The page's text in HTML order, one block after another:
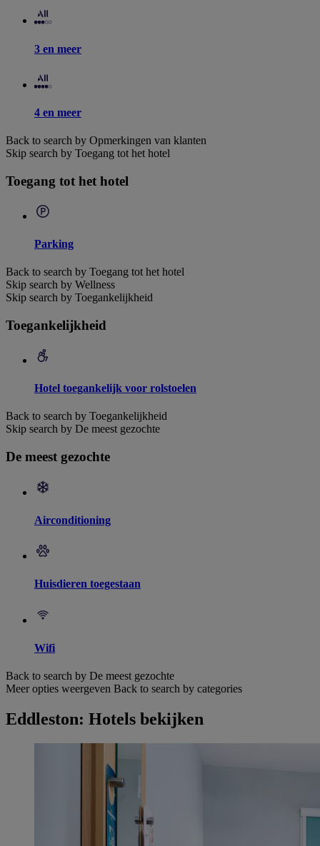
3 en meer
4 en meer
Back to search by Opmerkingen van klanten
Skip search by Toegang tot het hotel
Toegang tot het hotel
Parking
Back to search by Toegang tot het hotel
Skip search by Wellness
Skip search by Toegankelijkheid
Toegankelijkheid
Hotel toegankelijk voor rolstoelen
Back to search by Toegankelijkheid
Skip search by De meest gezochte
De meest gezochte
Airconditioning
Huisdieren toegestaan
Wifi
Back to search by De meest gezochte
Meer opties weergeven Back to search by categories
Eddleston: Hotels bekijken